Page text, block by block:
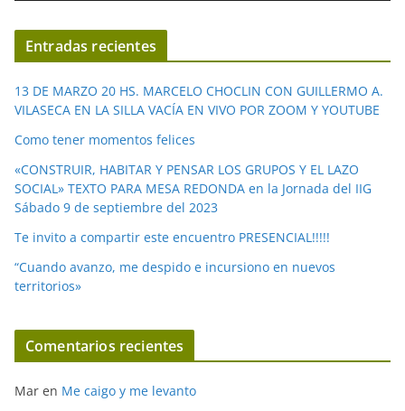
í
d
e
o
Entradas recientes
13 DE MARZO 20 HS. MARCELO CHOCLIN CON GUILLERMO A.
VILASECA EN LA SILLA VACÍA EN VIVO POR ZOOM Y YOUTUBE
Como tener momentos felices
«CONSTRUIR, HABITAR Y PENSAR LOS GRUPOS Y EL LAZO
SOCIAL» TEXTO PARA MESA REDONDA en la Jornada del IIG
Sábado 9 de septiembre del 2023
Te invito a compartir este encuentro PRESENCIAL!!!!!
“Cuando avanzo, me despido e incursiono en nuevos
territorios»
Comentarios recientes
Mar en Me caigo y me levanto